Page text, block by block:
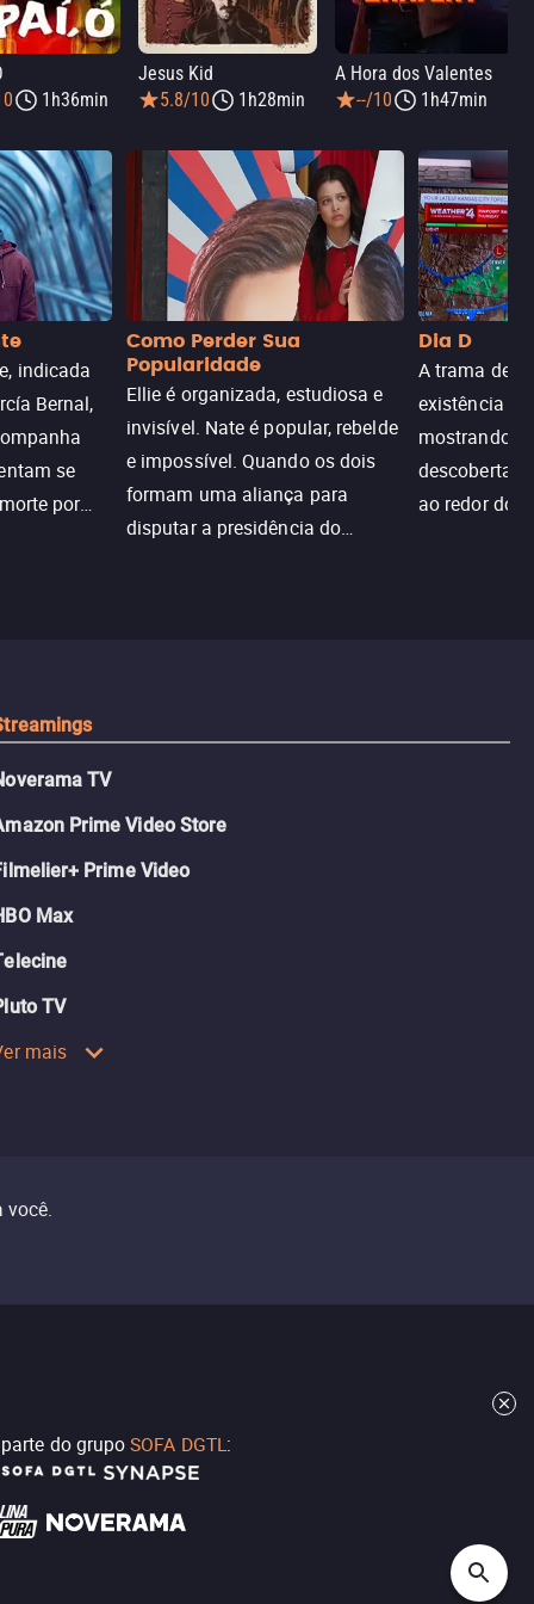
1h36min
Jesus Kid
5.8/10
1h28min
A Hora dos Valentes
--/10
1h47min
indicada
Bernal,
se
por
Como Perder Sua
Popularidade
Ellie é organizada, estudiosa e
invisível. Nate é popular, rebelde
e impossível. Quando os dois
formam uma aliança para
disputar a presidência do
Dia D
A trama de
existência
mostrando
descoberta
ao redor do
TV
Prime Video Store
Prime Video
Max
TV
mais
você.
do grupoSOFA DGTL: